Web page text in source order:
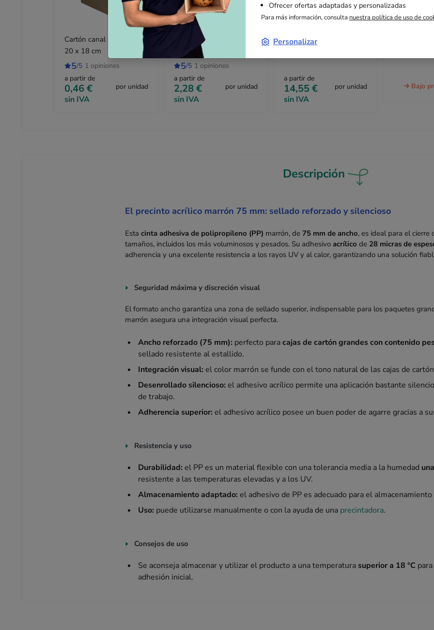
Cartón canal simple 26 x
20 x 18 cm
5/5 1 opiniones
a partir de
0,46 €
sin IVA
por unidad
Cartón canal doble 55 x
35 x 35 cm
5/5 1 opiniones
a partir de
2,28 €
sin IVA
por unidad
Precintadora silenciosa
a partir de
14,55 €
sin IVA
por unidad
Papel
Bajo
Descripción
El precinto acrílico marrón 75 mm: sellado reforzado y silencioso
Estacinta adhesiva de polipropileno (PP) marrón, de 75 mm de ancho, es ideal para el
tamaños, incluidos los más voluminosos y pesados. Su adhesivoacrílico de 28 micras de
adherencia y una excelente resistencia a los rayos UV y al calor, garantizando una solución
Seguridad máxima y discreción visual
El formato ancho garantiza una zona de sellado superior, indispensable para los paquetes
marrón asegura una integración visual perfecta.
Ancho reforzado (75 mm): perfecto paracajas de cartón grandes con contenido
sellado resistente al estallido.
Integración visual: el color marrón se funde con el tono natural de las cajas de
Desenrollado silencioso: el adhesivo acrílico permite una aplicación bastante
de trabajo.
Adherencia superior: el adhesivo acrílico posee un buen poder de agarre gracias a
Resistencia y uso
Durabilidad: el PP es un material flexible con una tolerancia media a la humedad
resistente a las temperaturas elevadas y a los UV.
Almacenamiento adaptado: el adhesivo de PP es adecuado para el almacenamiento
Uso: puede utilizarse manualmente o con la ayuda de una precintadora.
Consejos de uso
Se aconseja almacenar y utilizar el producto a una temperatura superior a 18 °C
adhesión inicial.
Ofrecer ofertas adaptadas y personalizadas
Para más información, consulta nuestra política de uso de
Personalizar